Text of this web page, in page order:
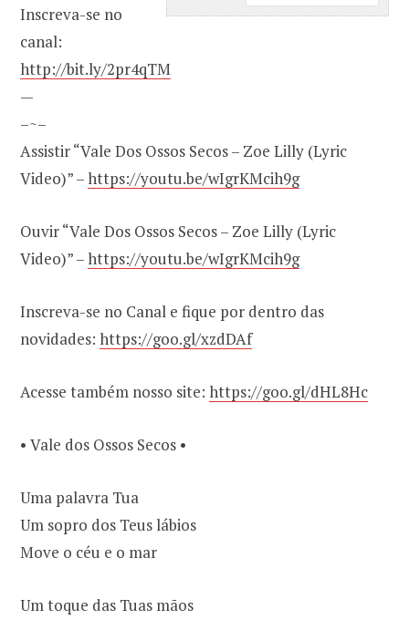
Inscreva-se no
canal:
http://bit.ly/2pr4qTM
—
–~–
Assistir “Vale Dos Ossos Secos – Zoe Lilly (Lyric
Video)” –https://youtu.be/wIgrKMcih9g
Ouvir “Vale Dos Ossos Secos – Zoe Lilly (Lyric
Video)” –https://youtu.be/wIgrKMcih9g
Inscreva-se no Canal e fique por dentro das
novidades: https://goo.gl/xzdDAf
Acesse também nosso site: https://goo.gl/dHL8Hc
• Vale dos Ossos Secos •
Uma palavra Tua
Um sopro dos Teus lábios
Move o céu e o mar
Um toque das Tuas mãos